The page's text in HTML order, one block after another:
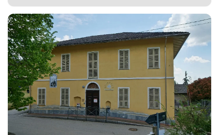
scalpellini, l’emigrazione stagionale degli
uomini, il ruolo fondamentale esercitato dalla
donna nella società locale.